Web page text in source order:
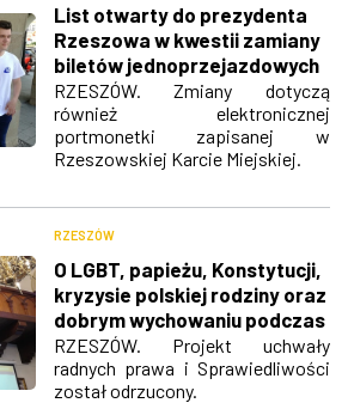
List otwarty do prezydenta
Rzeszowa w kwestii zamiany
biletów jednoprzejazdowych
na czasowe
RZESZÓW. Zmiany dotyczą
również elektronicznej
portmonetki zapisanej w
Rzeszowskiej Karcie Miejskiej.
RZESZÓW
O LGBT, papieżu, Konstytucji,
kryzysie polskiej rodziny oraz
dobrym wychowaniu podczas
sesji nadzwyczajnej
RZESZÓW. Projekt uchwały
radnych prawa i Sprawiedliwości
został odrzucony.